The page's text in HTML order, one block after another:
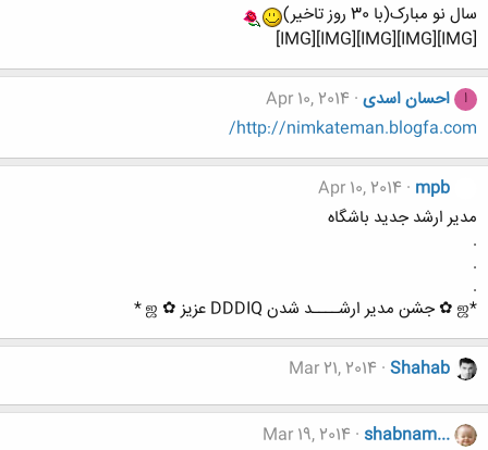
سال نو مبارک(با 30 روز تاخیر)
[IMG][IMG][IMG][IMG][IMG]
ا احسان اسدی Apr 10, 2014
http://nimkateman.blogfa.com/
mpb
Apr 10, 2014
مدیر ارشد جدید باشگاه
.
.
.
*ஜ ✿ جشن مدیر ارشــــد شدن DDDIQ عزیز ✿ ஜ *
Shahab
Mar 21, 2014
shabnam...
Mar 19, 2014